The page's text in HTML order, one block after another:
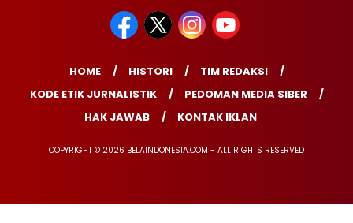
HOME HISTORI
TIM REDAKSI
KODE ETIK JURNALISTIK
PEDOMAN MEDIA SIBER
HAK JAWAB
KONTAK IKLAN
COPYRIGHT © 2026 BELAINDONESIA.COM - ALL RIGHTS RESERVED